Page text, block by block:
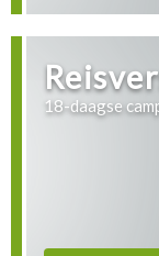
18-daagse